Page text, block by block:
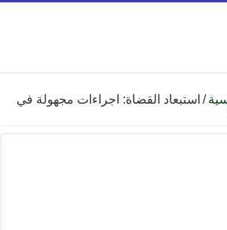
/ استبعاد القضاة: اجراءات مجهولة في